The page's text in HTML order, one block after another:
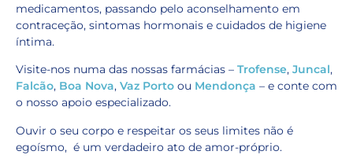
medicamentos, passando pelo aconselhamento em
contraceção, sintomas hormonais e cuidados de higiene
íntima.
Visite-nos numa das nossas farmácias – Trofense, Juncal,
Falcão, Boa Nova, Vaz Porto ou Mendonça – e conte com
o nosso apoio especializado.
Ouvir o seu corpo e respeitar os seus limites não é
egoísmo, é um verdadeiro ato de amor-próprio.